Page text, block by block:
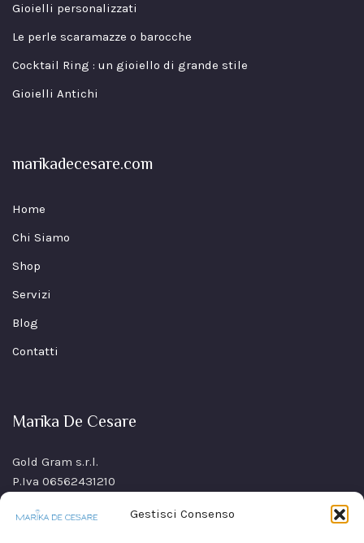
Gestisci Consenso
Gioielli personalizzati
Le perle scaramazze o barocche
Cocktail Ring : un gioiello di grande stile
Gioielli Antichi
marikadecesare.com
Home
Chi Siamo
Shop
Servizi
Blog
Contatti
Marika De Cesare
Gold Gram s.r.l.
P.Iva 06562431210
80021 Afragola(NA)